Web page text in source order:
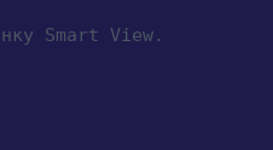
Smart View.